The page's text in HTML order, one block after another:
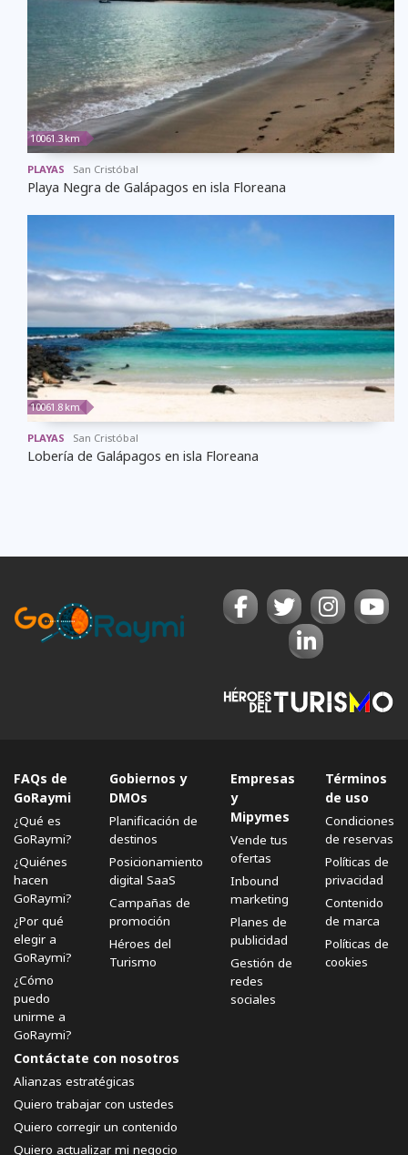
10061.3 km
PLAYAS San Cristóbal
Playa Negra de Galápagos en isla Floreana
10061.8 km
PLAYAS San Cristóbal
Lobería de Galápagos en isla Floreana
FAQs de
GoRaymi
¿Qué es
GoRaymi?
¿Quiénes
hacen
GoRaymi?
¿Por qué
elegir a
GoRaymi?
¿Cómo
puedo
unirme a
GoRaymi?
Gobiernos y
DMOs
Planificación de
destinos
Posicionamiento
digital SaaS
Campañas de
promoción
Héroes del
Turismo
Empresas
y
Mipymes
Vende tus
ofertas
Inbound
marketing
Planes de
publicidad
Gestión de
redes
sociales
Términos
de uso
Condiciones
de reservas
Políticas de
privacidad
Contenido
de marca
Políticas de
cookies
Contáctate con nosotros
Alianzas estratégicas
Quiero trabajar con ustedes
Quiero corregir un contenido
Quiero actualizar mi negocio